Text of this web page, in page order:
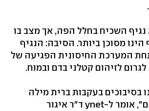
השכיח בחלל הפה, אך מצב בו
הינו מסוכן ביותר. הסיבה: הנגיף
המערכת החיסונית הפגיעה של
לגרום לזיהום קטלני בדם ובמוח.
בסיבוכים בעקבות ברית מילה
כתוצאה מזיהומים", אומר ל-ynet ד"ר איגור